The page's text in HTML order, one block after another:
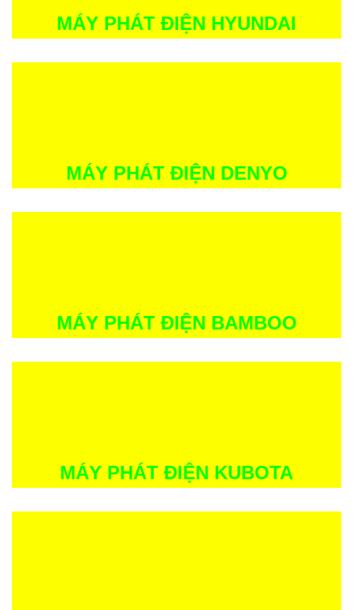
MÁY PHÁT ĐIỆN HYUNDAI
MÁY PHÁT ĐIỆN DENYO
MÁY PHÁT ĐIỆN BAMBOO
MÁY PHÁT ĐIỆN KUBOTA